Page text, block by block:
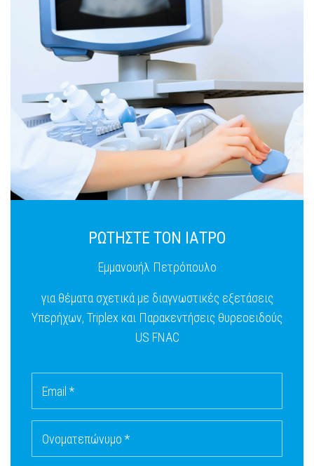
ΡΩΤΗΣΤΕ ΤΟΝ ΙΑΤΡΟ
Εμμανουήλ Πετρόπουλο
για θέματα σχετικά με διαγνωστικές εξετάσεις
Υπερήχων, Triplex και Παρακεντήσεις θυρεοειδούς
US FNAC
Email *
Ονοματεπώνυμο *